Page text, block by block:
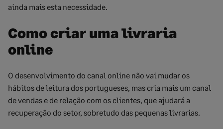
ainda mais esta necessidade.
Como criar uma livraria
online
O desenvolvimento do canal online não vai mudar os
hábitos de leitura dos portugueses, mas cria mais um canal
de vendas e de relação com os clientes, que ajudará a
recuperação do setor, sobretudo das pequenas livrarias.